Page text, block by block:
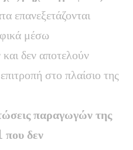
επανεξετάζονται
μέσω
δεν αποτελούν
στο πλαίσιο της
παραγωγών της
δεν